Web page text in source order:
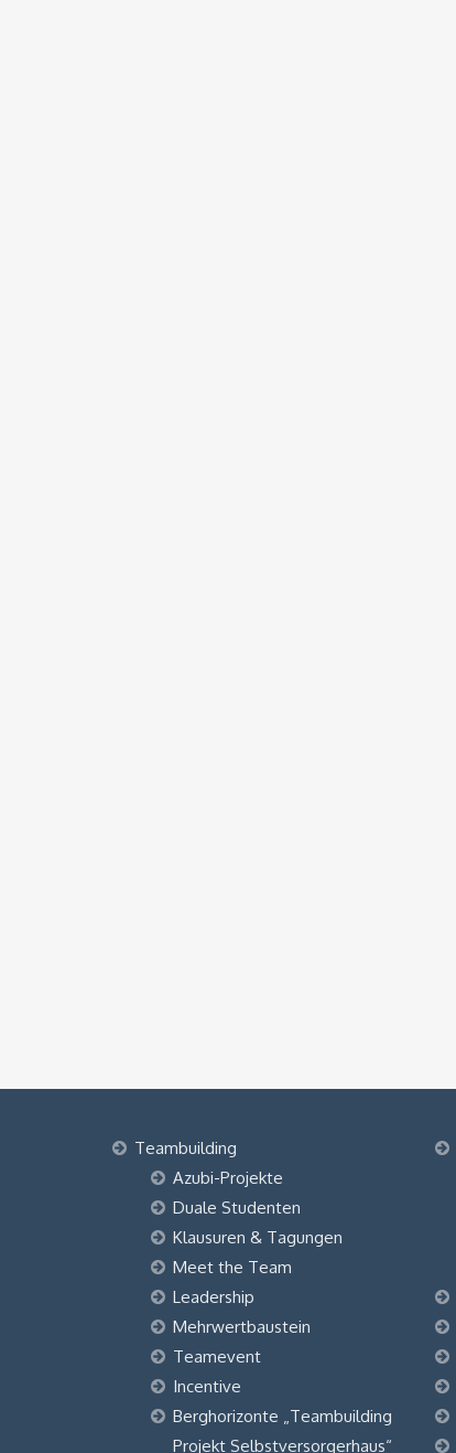
Teambuilding
Azubi-Projekte
Duale Studenten
Klausuren & Tagungen
Meet the Team
Leadership
Mehrwertbaustein
Teamevent
Incentive
Berghorizonte „Teambuilding
Projekt Selbstversorgerhaus“